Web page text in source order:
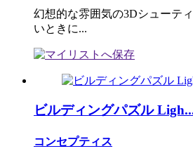
幻想的な雰囲気の3Dシューテ
いときに...
ビルディングパズル
コンセプティス